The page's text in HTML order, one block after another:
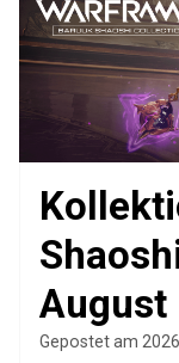
August
Gepostet am